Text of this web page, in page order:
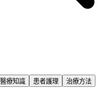
醫療知識 患者護理 治療方法